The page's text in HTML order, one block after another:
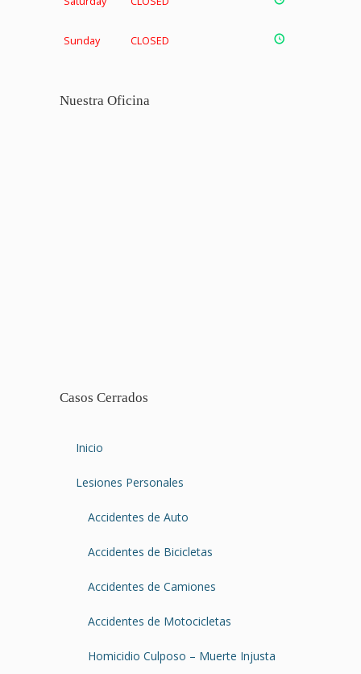
Sunday CLOSED
Nuestra Oficina
Casos Cerrados
Inicio
Lesiones Personales
Accidentes de Auto
Accidentes de Bicicletas
Accidentes de Camiones
Accidentes de Motocicletas
Homicidio Culposo – Muerte Injusta